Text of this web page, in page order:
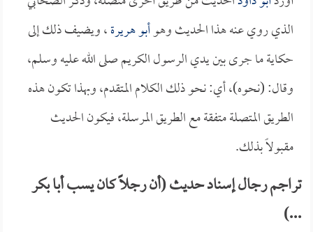
الذي روي عنه هذا الحديث وهوأبو هريرة، ويضيف ذلك إلى
حكاية ما جرى بين يدي الرسول الكريم صلى الله عليه وسلم،
وقال: (نحوه)، أي: نحو ذلك الكلام المتقدم، وبهذا تكون هذه
الطريق المتصلة متفقة مع الطريق المرسلة، فيكون الحديث
مقبولاً بذلك.
تراجم رجال إسناد حديث (أن رجلاً كان يسب أبا بكر
...)